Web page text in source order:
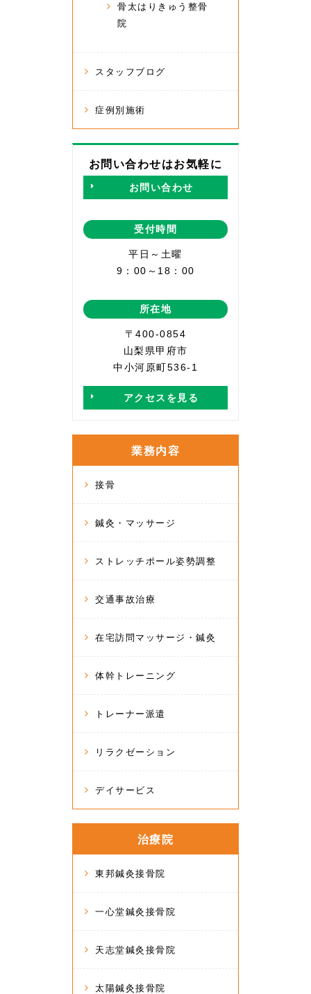
骨太はりきゅう整骨
院
スタッフブログ
症例別施術
お問い合わせはお気軽に
お問い合わせ
受付時間
平日～土曜
9：00～18：00
所在地
〒400-0854
山梨県甲府市
中小河原町536-1
アクセスを見る
業務内容
接骨
鍼灸・マッサージ
ストレッチポール姿勢調整
交通事故治療
在宅訪問マッサージ・鍼灸
体幹トレーニング
トレーナー派遣
リラクゼーション
デイサービス
治療院
東邦鍼灸接骨院
一心堂鍼灸接骨院
天志堂鍼灸接骨院
太陽鍼灸接骨院